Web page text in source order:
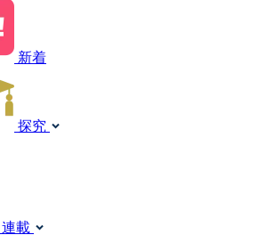
新着
探究
連載